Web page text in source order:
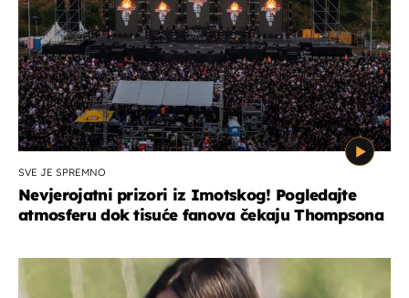
SVE JE SPREMNO
Nevjerojatni prizori iz Imotskog! Pogledajte
atmosferu dok tisuće fanova čekaju Thompsona